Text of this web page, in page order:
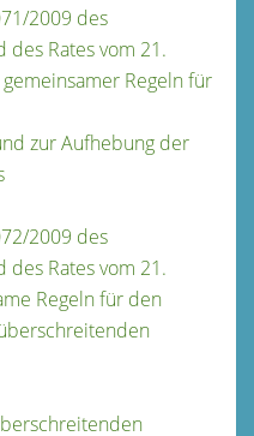
2009 des
des Rates vom 21.
Regeln für
zur Aufhebung der
2009 des
des Rates vom 21.
Regeln für den